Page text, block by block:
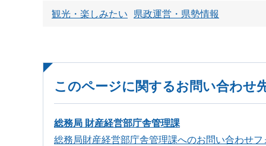
観光・楽しみたい 県政運営・県勢情報
このページに関するお問い合わせ
総務局 財産経営部庁舎管理課
総務局財産経営部庁舎管理課へのお問い合わせフ